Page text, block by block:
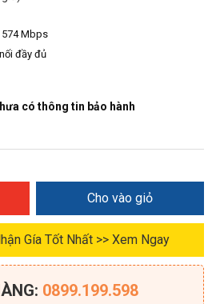
574 Mbps
đầy đủ
có thông tin bảo hành
Cho vào giỏ
Gía Tốt Nhất >> Xem Ngay
0899.199.598